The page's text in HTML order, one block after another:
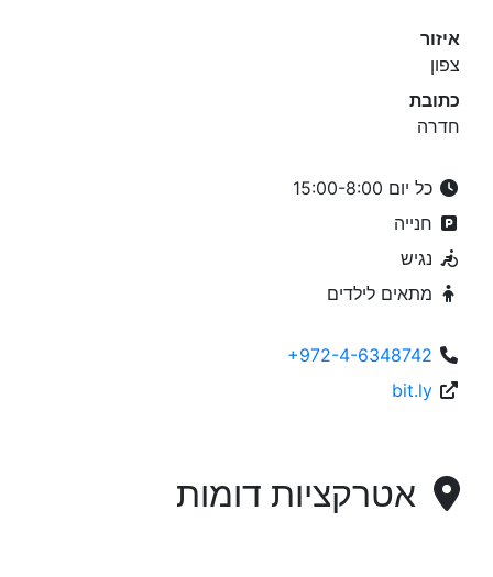
איזור
צפון
כתובת
חדרה
כל יום 15:00-8:00
חנייה
נגיש
מתאים לילדים
+972-4-6348742
bit.ly
אטרקציות דומות